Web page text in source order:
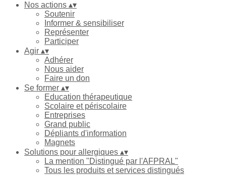
Nos actions ▴▾
Soutenir
Informer & sensibiliser
Représenter
Participer
Agir ▴▾
Adhérer
Nous aider
Faire un don
Se former ▴▾
Education thérapeutique
Scolaire et périscolaire
Entreprises
Grand public
Dépliants d'information
Magnets
Solutions pour allergiques ▴▾
La mention "Distingué par l'AFPRAL"
Tous les produits et services distingués